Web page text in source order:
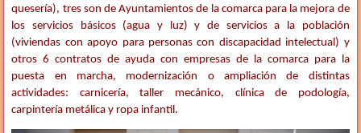
quesería), tres son de Ayuntamientos de la comarca para la mejora de
los servicios básicos (agua y luz) y de servicios a la población
(viviendas con apoyo para personas con discapacidad intelectual) y
otros 6 contratos de ayuda con empresas de la comarca para la
puesta en marcha, modernización o ampliación de distintas
actividades: carnicería, taller mecánico, clínica de podología,
carpintería metálica y ropa infantil.